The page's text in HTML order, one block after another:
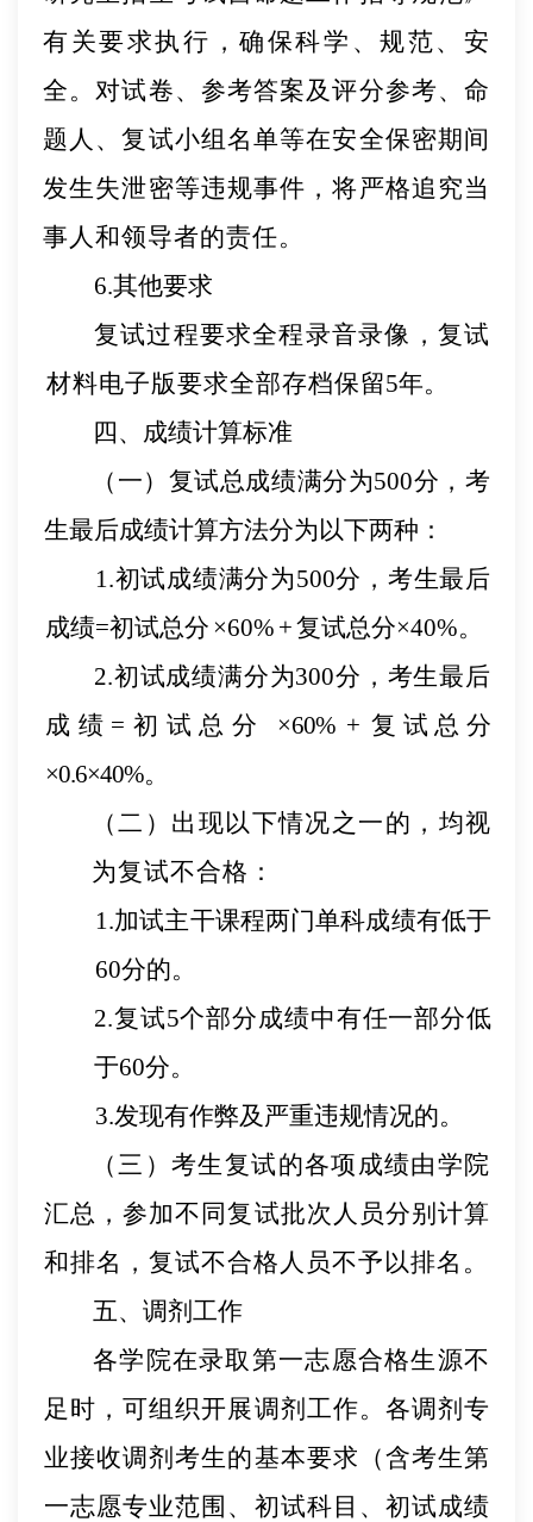
有关要求执行，确保科学、规范、安
全。对试卷、参考答案及评分参考、命
题人、复试小组名单等在安全保密期间
发生失泄密等违规事件，将严格追究当
事人和领导者的责任。
6.其他要求
复试过程要求全程录音录像，复试
材料电子版要求全部存档保留5年。
四、成绩计算标准
（一）复试总成绩满分为500分，考
生最后成绩计算方法分为以下两种：
1.初试成绩满分为500分，考生最后
成绩=初试总分 ×60% +复试总分×40%。
2.初试成绩满分为300分，考生最后
成绩=初试总分
×60% + 复试总分
×0.6×40%。
（二）出现以下情况之一的，均视
为复试不合格：
1.加试主干课程两门单科成绩有低于
60分的。
2.复试5个部分成绩中有任一部分低
于60分。
3.发现有作弊及严重违规情况的。
（三）考生复试的各项成绩由学院
汇总，参加不同复试批次人员分别计算
和排名，复试不合格人员不予以排名。
五、调剂工作
各学院在录取第一志愿合格生源不
足时，可组织开展调剂工作。各调剂专
业接收调剂考生的基本要求（含考生第
一志愿专业范围、初试科目、初试成绩